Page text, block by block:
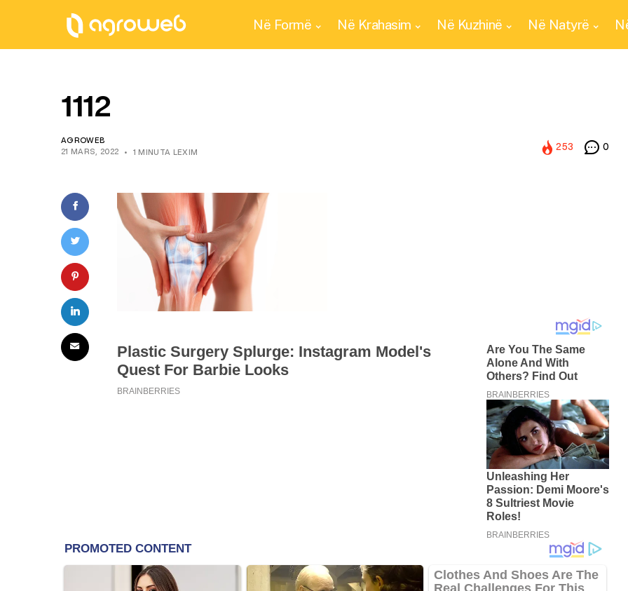
Në Formë Në Krahasim Në Kuzhinë Në Natyrë
1112
AGROWEB
21 MARS, 2022
1 MINUTA LEXIM
253 0